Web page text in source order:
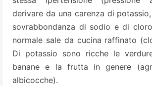
derivare da una carenza di
sovrabbondanza di sodio e di
normale sale da cucina raffinato
Di potassio sono ricche le
banane e la frutta in genere
albicocche).